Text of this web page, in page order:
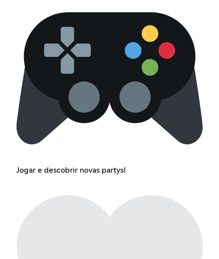
Jogar e descobrir novas partys!